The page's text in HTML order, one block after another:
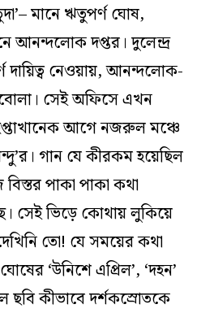
মানে ঋতুপর্ণ ঘোষ,
আনন্দলোক দপ্তর। দুলেন্দ্র
নেওয়ায়, আনন্দলোক-
সেই অফিসে এখন
আগে নজরুল মঞ্চে
গান যে কীরকম হয়েছিল
পাকা পাকা কথা
সেই ভিড়ে কোথায় লুকিয়ে
তো! যে সময়ের কথা
‘উনিশে এপ্রিল’, ‘দহন’
ছবি কীভাবে দর্শকস্রোতকে